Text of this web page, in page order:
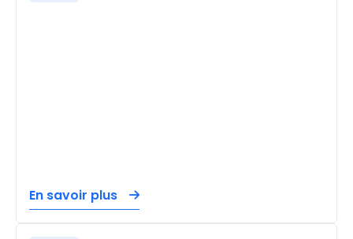
En savoir plus